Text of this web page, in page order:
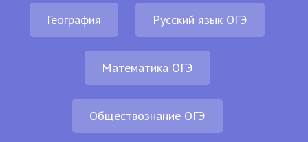
География Русский язык ОГЭ
Математика ОГЭ
Обществознание ОГЭ